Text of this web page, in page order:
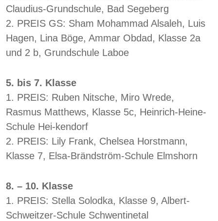
Claudius-Grundschule, Bad Segeberg
2. PREIS GS: Sham Mohammad Alsaleh, Luis
Hagen, Lina Böge, Ammar Obdad, Klasse 2a
und 2 b, Grundschule Laboe
5. bis 7. Klasse
1. PREIS: Ruben Nitsche, Miro Wrede,
Rasmus Matthews, Klasse 5c, Heinrich-Heine-
Schule Hei-kendorf
2. PREIS: Lily Frank, Chelsea Horstmann,
Klasse 7, Elsa-Brändström-Schule Elmshorn
8. – 10. Klasse
1. PREIS: Stella Solodka, Klasse 9, Albert-
Schweitzer-Schule Schwentinetal